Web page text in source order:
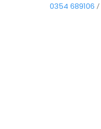
0354 689106 /